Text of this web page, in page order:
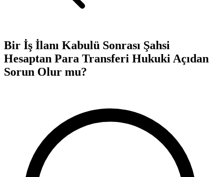
Bir İş İlanı Kabulü Sonrası Şahsi
Hesaptan Para Transferi Hukuki Açıdan
Sorun Olur mu?